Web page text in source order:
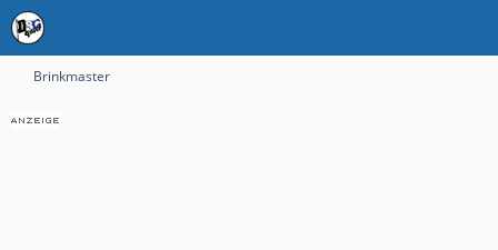
Brinkmaster